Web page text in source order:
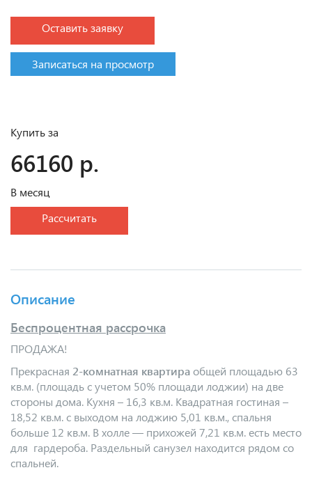
Оставить заявку
Записаться на просмотр
Купить за
66160 р.
В месяц
Рассчитать
Описание
Беспроцентная рассрочка
ПРОДАЖА!
Прекрасная 2-комнатная квартираобщей площадью 63
кв.м. (площадь с учетом 50% площади лоджии) на две
стороны дома. Кухня – 16,3 кв.м. Квадратная гостиная –
18,52 кв.м. с выходом на лоджию 5,01 кв.м., спальня
больше 12 кв.м. В холле — прихожей 7,21 кв.м. есть место
для гардероба. Раздельный санузел находится рядом со
спальней.